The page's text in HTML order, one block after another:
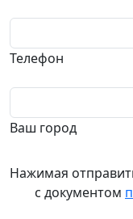
Телефон
Ваш город
Нажимая
с документом